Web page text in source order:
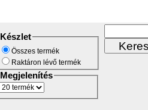
Készlet
Összes termék
Raktáron lévő termék
Megjelenítés